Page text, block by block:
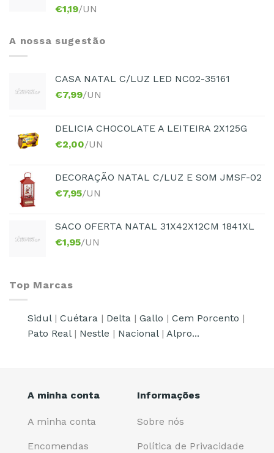
€1,19/UN
A nossa sugestão
CASA NATAL C/LUZ LED NC02-35161
€7,99/UN
DELICIA CHOCOLATE A LEITEIRA 2X125G
€2,00/UN
DECORAÇÃO NATAL C/LUZ E SOM JMSF-02
€7,95/UN
SACO OFERTA NATAL 31X42X12CM 1841XL
€1,95/UN
Top Marcas
Sidul| Cuétara | Delta | Gallo | Cem Porcento |
Pato Real| Nestle | Nacional| Alpro...
A minha conta
A minha conta
Encomendas
Informações
Sobre nós
Política de Privacidade